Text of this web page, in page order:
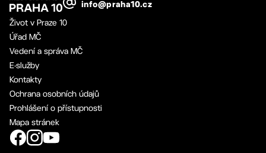
info@praha10.cz
Život v Praze 10
Úřad MČ
Vedení a správa MČ
E-služby
Kontakty
Ochrana osobních údajů
Prohlášení o přístupnosti
Mapa stránek